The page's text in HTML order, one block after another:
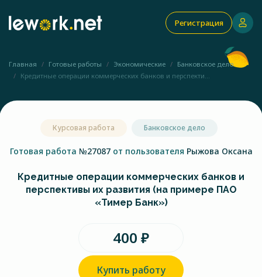
Регистрация
Главная Готовые работы Экономические
Банковское дело
Кредитные операции коммерческих банков и перспекти...
Курсовая работа Банковское дело
Готовая работа №27087 от пользователя Рыжова Оксана
Кредитные операции коммерческих банков и
перспективы их развития (на примере ПАО
«Тимер Банк»)
400 ₽
Купить работу